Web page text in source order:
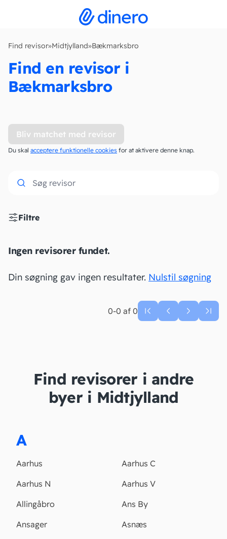
Find revisor»Midtjylland»Bækmarksbro
Find en revisor i
Bækmarksbro
Bliv matchet med revisor
Du skal acceptere funktionelle cookies for at aktivere denne knap.
Filtre
Ingen revisorer fundet.
Din søgning gav ingen resultater. Nulstil søgning
0-0 af 0
Find revisorer i andre
byer i Midtjylland
A
Aarhus
Aarhus C
Aarhus N
Aarhus V
Allingåbro
Ans By
Ansager
Asnæs